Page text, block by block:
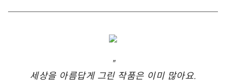
"
세상을 아름답게 그린 작품은 이미 많아요.